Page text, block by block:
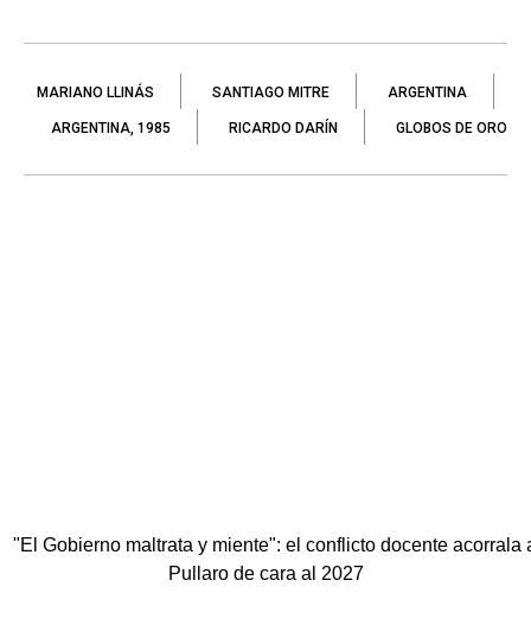
MARIANO LLINÁS SANTIAGO MITRE ARGENTINA
ARGENTINA, 1985 RICARDO DARÍN GLOBOS DE ORO